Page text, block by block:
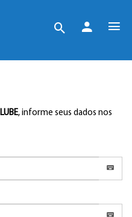
, informe seus dados nos